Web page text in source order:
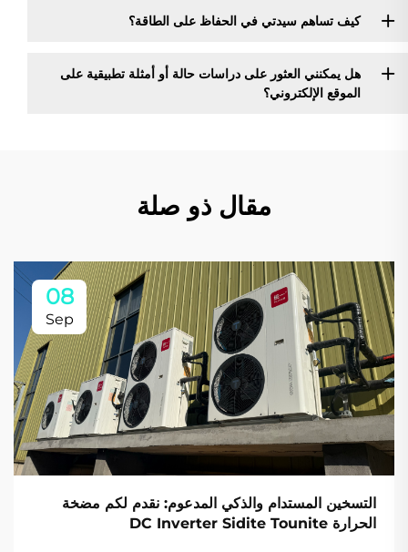
كيف تساهم سيدتي في الحفاظ على الطاقة؟
هل يمكنني العثور على دراسات حالة أو أمثلة تطبيقية على
الموقع الإلكتروني؟
مقال ذو صلة
08
Sep
التسخين المستدام والذكي المدعوم: نقدم لكم مضخة
الحرارة DC Inverter Sidite Tounite